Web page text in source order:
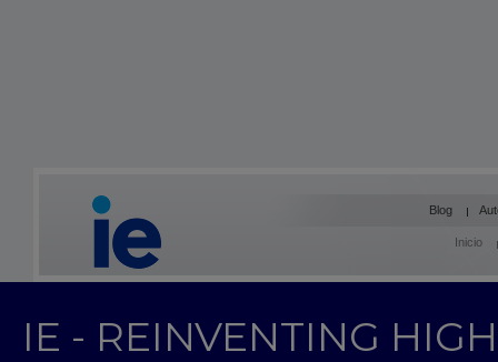
Blog
Inicio
IE - REINVENTING